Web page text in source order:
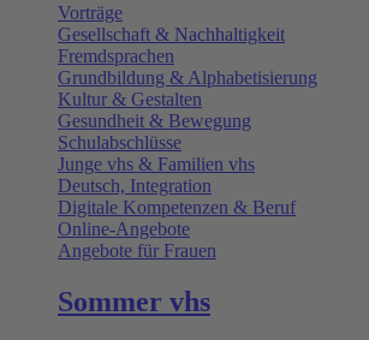
Vorträge
Gesellschaft & Nachhaltigkeit
Fremdsprachen
Grundbildung & Alphabetisierung
Kultur & Gestalten
Gesundheit & Bewegung
Schulabschlüsse
Junge vhs & Familien vhs
Deutsch, Integration
Digitale Kompetenzen & Beruf
Online-Angebote
Angebote für Frauen
Sommer vhs